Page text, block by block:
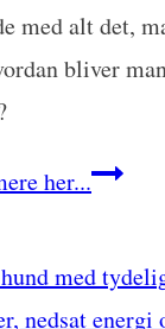
med alt det,
bliver
her...Hvordan
man